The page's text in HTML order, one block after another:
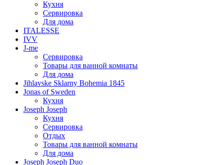
Кухня
Сервировка
Для дома
ITALESSE
IVV
J-me
Сервировка
Товары для ванной комнаты
Для дома
Jihlavske Sklarny Bohemia 1845
Jonas of Sweden
Кухня
Joseph Joseph
Кухня
Сервировка
Отдых
Товары для ванной комнаты
Для дома
Joseph Joseph Duo